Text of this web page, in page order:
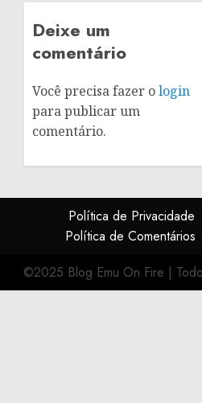
Deixe um
comentário
Você precisa fazer ologin
para publicar um
comentário.
Política de Privacidade
Política de Comentários
©2025 Blog Emu On Fire |